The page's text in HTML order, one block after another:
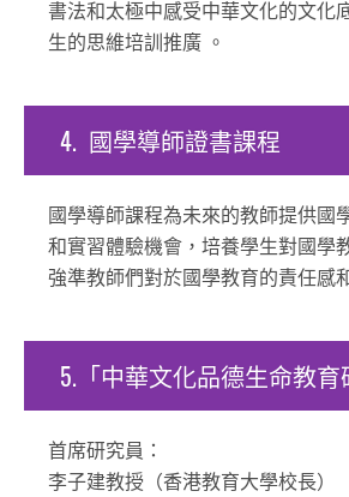
書法和太極中感受中華文化的文化
生的思維培訓推廣 。
4. 國學導師證書課程
國學導師課程為未來的教師提供國
和實習體驗機會，培養學生對國學
強準教師們對於國學教育的責任感
5. 「中華文化品德生命教育
首席研究員：
李子建教授（香港教育大學校長）